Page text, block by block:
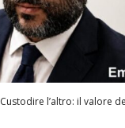
Custodire l’altro: il valore